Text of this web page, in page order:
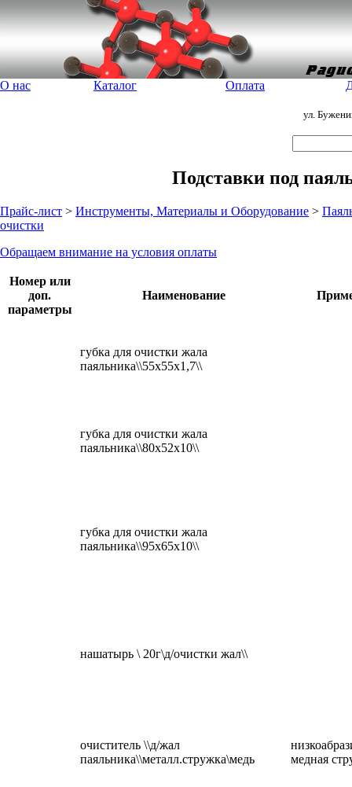
О нас Каталог Оплата
ул.
Подставки под
Прайс-лист > Инструменты, Материалы и Оборудование >
очистки
Обращаем внимание на условия оплаты
Номер или
доп.
параметры
Наименование
губка для очистки жала
паяльника\\55x55x1,7\\
губка для очистки жала
паяльника\\80x52x10\\
губка для очистки жала
паяльника\\95x65x10\\
нашатырь \ 20г\д/очистки жал\\
очиститель \\д/жал
паяльника\\металл.стружка\медь
медная